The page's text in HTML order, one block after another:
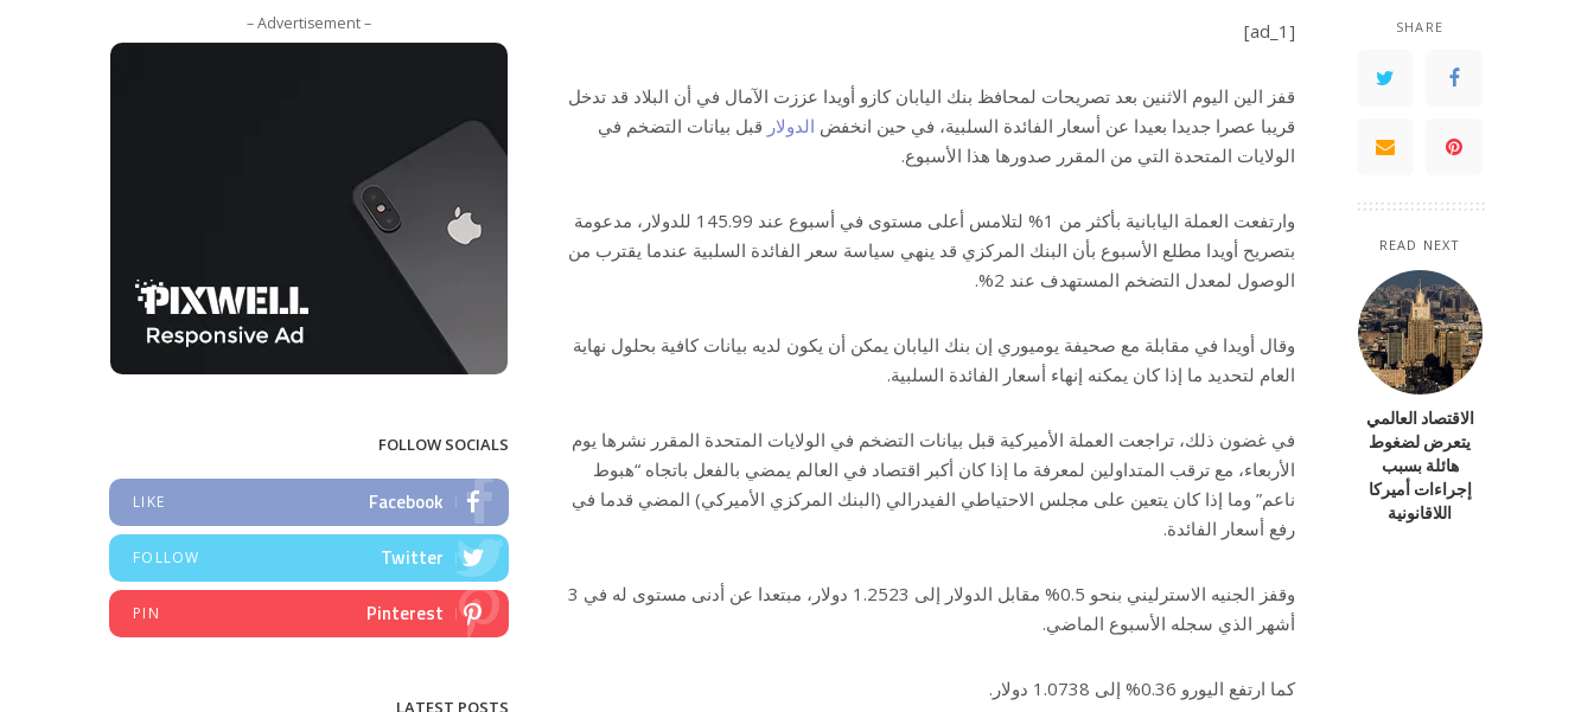
SHARE
READ NEXT
الاقتصاد العالمي
يتعرض لضغوط
هائلة بسبب
إجراءات أميركا
اللاقانونية
[ad_1]
قفز الين اليوم الاثنين بعد تصريحات لمحافظ بنك اليابان كازو أويدا عززت الآمال في أن البلاد قد تدخل
قريبا عصرا جديدا بعيدا عن أسعار الفائدة السلبية، في حين انخفض الدولار قبل بيانات التضخم في
الولايات المتحدة التي من المقرر صدورها هذا الأسبوع.
وارتفعت العملة اليابانية بأكثر من 1% لتلامس أعلى مستوى في أسبوع عند 145.99 للدولار، مدعومة
بتصريح أويدا مطلع الأسبوع بأن البنك المركزي قد ينهي سياسة سعر الفائدة السلبية عندما يقترب من
الوصول لمعدل التضخم المستهدف عند 2%.
وقال أويدا في مقابلة مع صحيفة يوميوري إن بنك اليابان يمكن أن يكون لديه بيانات كافية بحلول نهاية
العام لتحديد ما إذا كان يمكنه إنهاء أسعار الفائدة السلبية.
في غضون ذلك، تراجعت العملة الأميركية قبل بيانات التضخم في الولايات المتحدة المقرر نشرها يوم
الأربعاء، مع ترقب المتداولين لمعرفة ما إذا كان أكبر اقتصاد في العالم يمضي بالفعل باتجاه “هبوط
ناعم” وما إذا كان يتعين على مجلس الاحتياطي الفيدرالي (البنك المركزي الأميركي) المضي قدما في
رفع أسعار الفائدة.
وقفز الجنيه الاسترليني بنحو 0.5% مقابل الدولار إلى 1.2523 دولار، مبتعدا عن أدنى مستوى له في 3
أشهر الذي سجله الأسبوع الماضي.
كما ارتفع اليورو 0.36% إلى 1.0738 دولار.
– Advertisement –
FOLLOW SOCIALS
Facebook
LIKE
Twitter
FOLLOW
Pinterest
PIN
LATEST POSTS